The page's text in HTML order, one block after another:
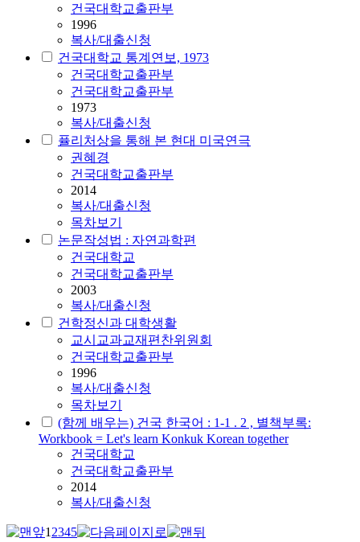
건국대학교출판부
1996
복사/대출신청
건국대학교 통계연보, 1973
건국대학교출판부
건국대학교출판부
1973
복사/대출신청
퓰리처상을 통해 본 현대 미국연극
권혜경
건국대학교출판부
2014
복사/대출신청
목차보기
논문작성법 : 자연과학편
건국대학교
건국대학교출판부
2003
복사/대출신청
건학정신과 대학생활
교시교과교재편찬위원회
건국대학교출판부
1996
복사/대출신청
목차보기
(함께 배우는) 건국 한국어 : 1-1 . 2 , 별책부록:
Workbook = Let's learn Konkuk Korean together
건국대학교
건국대학교출판부
2014
복사/대출신청
12345